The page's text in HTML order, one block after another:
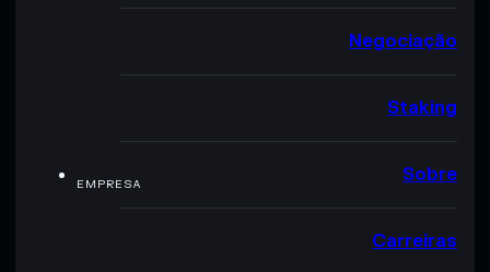
Negociação
Staking
EMPRESA Sobre
Carreiras